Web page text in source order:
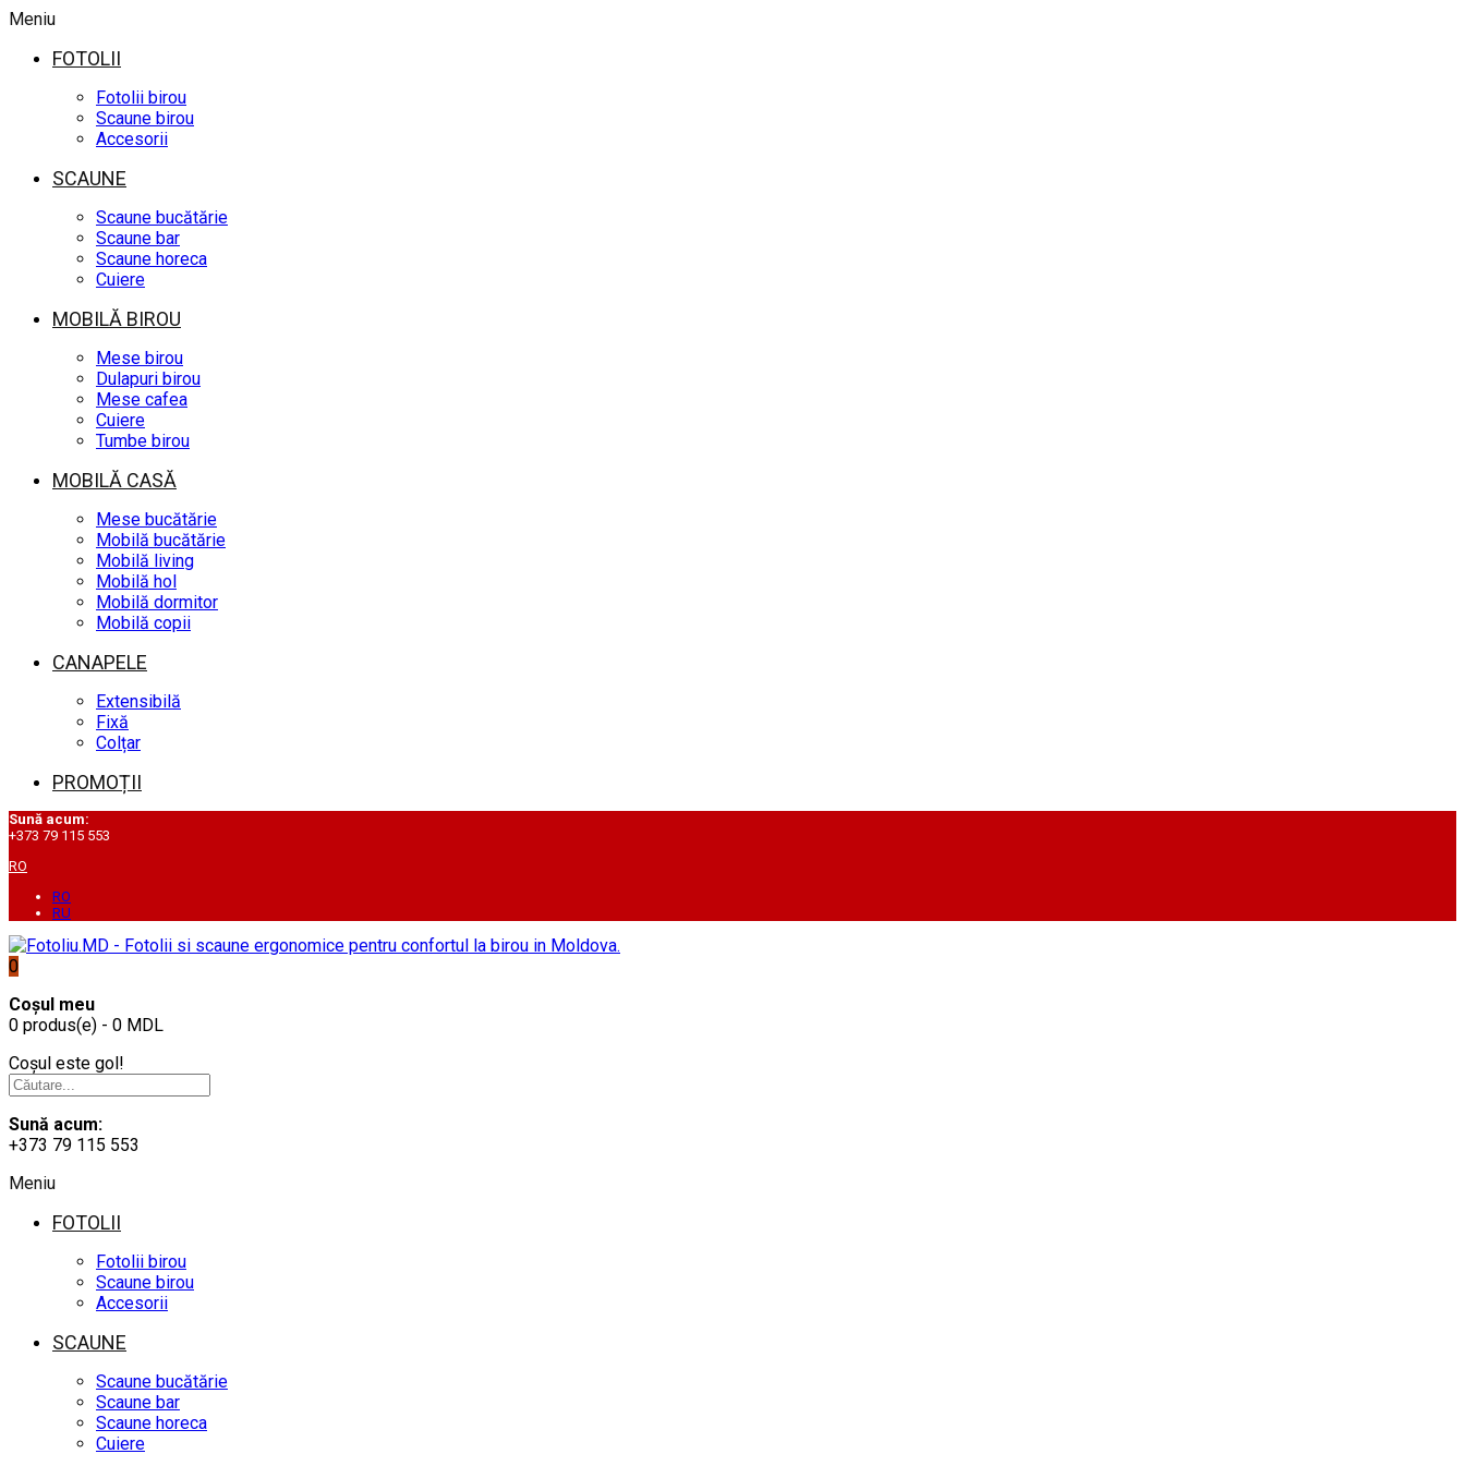
Meniu
FOTOLII
Fotolii birou
Scaune birou
Accesorii
SCAUNE
Scaune bucătărie
Scaune bar
Scaune horeca
Cuiere
MOBILĂ BIROU
Mese birou
Dulapuri birou
Mese cafea
Cuiere
Tumbe birou
MOBILĂ CASĂ
Mese bucătărie
Mobilă bucătărie
Mobilă living
Mobilă hol
Mobilă dormitor
Mobilă copii
CANAPELE
Extensibilă
Fixă
Colțar
PROMOȚII
Sună acum:
+373 79 115 553
RO
RO
RU
0
Coșul meu
0 produs(e) - 0 MDL
Coșul este gol!
Sună acum:
+373 79 115 553
Meniu
FOTOLII
Fotolii birou
Scaune birou
Accesorii
SCAUNE
Scaune bucătărie
Scaune bar
Scaune horeca
Cuiere